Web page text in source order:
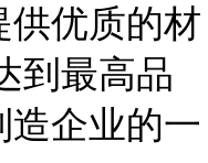
供优质的材
到最高品
造企业的一